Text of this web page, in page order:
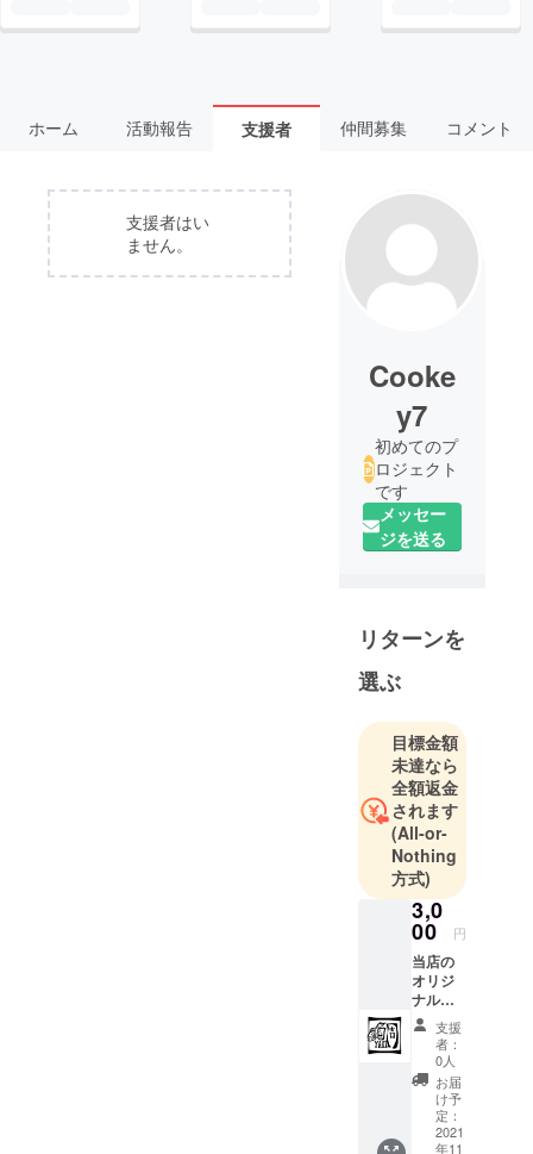
ホーム 活動報告 支援者 仲間募集 コメント
支援者はい
ません。
Cooke
y7
初めてのプ
ロジェクト
です
メッセー
ジを送る
リターンを
選ぶ
目標金額
未達なら
全額返金
されます
(All-or-
Nothing
方式)
3,0
00 円
当店の
オリジ
ナルス
テッ
カー１
枚とお
礼状を
お届け
しま
す。
支援
者：
0人
お届
け予
定：
2021
年11